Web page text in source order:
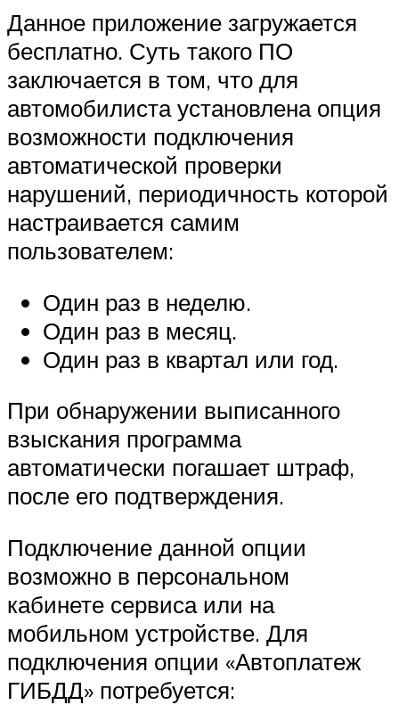
Данное приложение загружается
бесплатно. Суть такого ПО
заключается в том, что для
автомобилиста установлена опция
возможности подключения
автоматической проверки
нарушений, периодичность которой
настраивается самим
пользователем:
Один раз в неделю.
Один раз в месяц.
Один раз в квартал или год.
При обнаружении выписанного
взыскания программа
автоматически погашает штраф,
после его подтверждения.
Подключение данной опции
возможно в персональном
кабинете сервиса или на
мобильном устройстве. Для
подключения опции «Автоплатеж
ГИБДД» потребуется: